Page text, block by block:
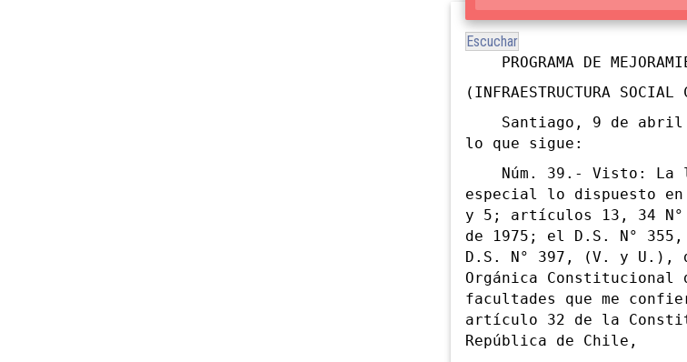
Escuchar
PROGRAMA DE
(INFRAESTRUCTURA SOCIAL
Santiago, 9 de abril
lo que sigue:
Núm. 39.- Visto: La
especial lo dispuesto
y 5; artículos 13, 34
de 1975; el D.S. N°
D.S. N° 397, (V. y U.),
Orgánica Constitucional
facultades que me
artículo 32 de la
República de Chile,